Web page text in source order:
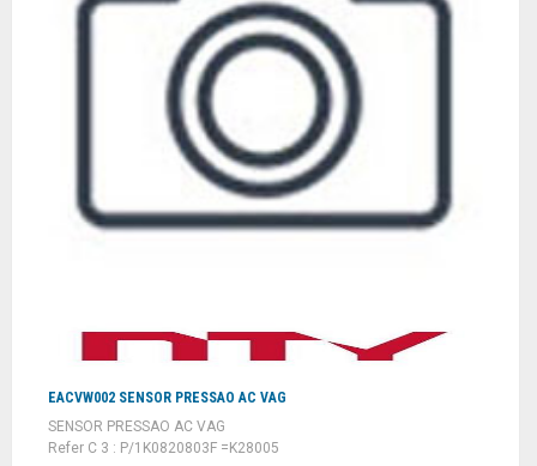
EACVW002 SENSOR PRESSAO AC VAG
SENSOR PRESSAO AC VAG
Refer C 3 : P/1K0820803F =K28005